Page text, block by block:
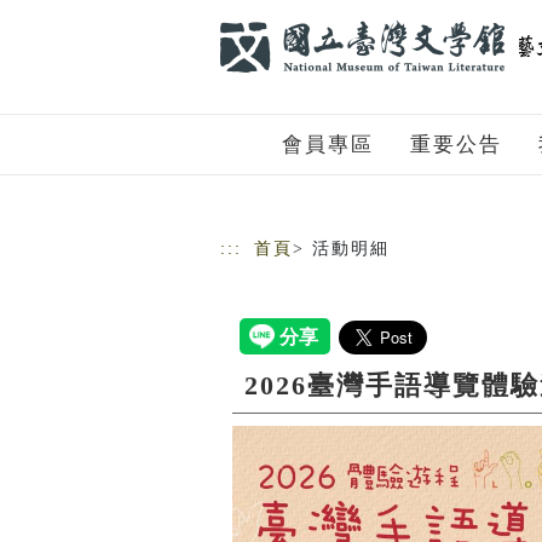
會員專區 重要公告
::: 首頁 > 活動明細
2026臺灣手語導覽體